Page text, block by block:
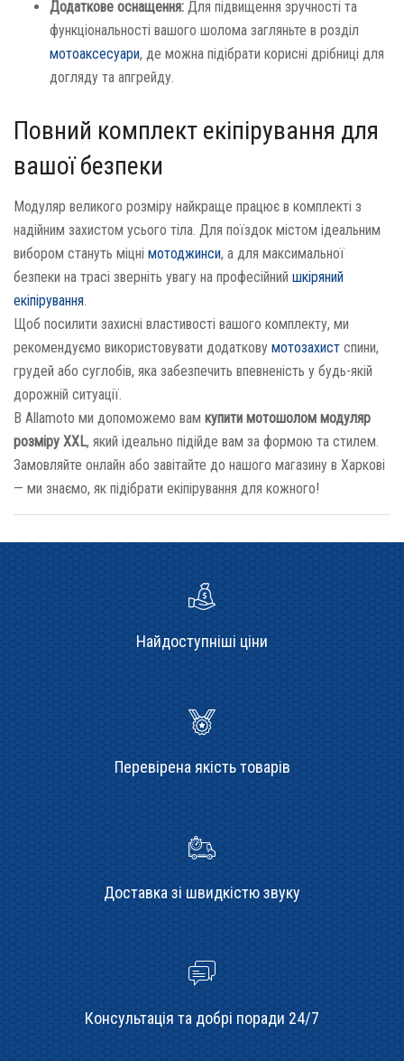
Додаткове оснащення: Для підвищення зручності та
функціональності вашого шолома загляньте в розділ
мотоаксесуари, де можна підібрати корисні дрібниці для
догляду та апгрейду.
Повний комплект екіпірування для
вашої безпеки
Модуляр великого розміру найкраще працює в комплекті з
надійним захистом усього тіла. Для поїздок містом ідеальним
вибором стануть міцні мотоджинси, а для максимальної
безпеки на трасі зверніть увагу на професійний шкіряний
екіпірування.
Щоб посилити захисні властивості вашого комплекту, ми
рекомендуємо використовувати додаткову мотозахист спини,
грудей або суглобів, яка забезпечить впевненість у будь-якій
дорожній ситуації.
В Allamoto ми допоможемо вам купити мотошолом модуляр
розміру XXL, який ідеально підійде вам за формою та стилем.
Замовляйте онлайн або завітайте до нашого магазину в Харкові
— ми знаємо, як підібрати екіпірування для кожного!
Найдоступніші ціни
Перевірена якість товарів
Доставка зі швидкістю звуку
Консультація та добрі поради 24/7